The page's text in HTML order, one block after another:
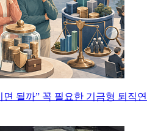
면 될까” 꼭 필요한 기금형 퇴직연